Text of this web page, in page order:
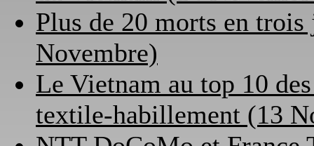
Plus de 20 morts en
Novembre)
Le Vietnam au top 10
textile-habillement (13